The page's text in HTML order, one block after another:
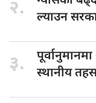
२.
ल्याउन
३.
स्थानीय